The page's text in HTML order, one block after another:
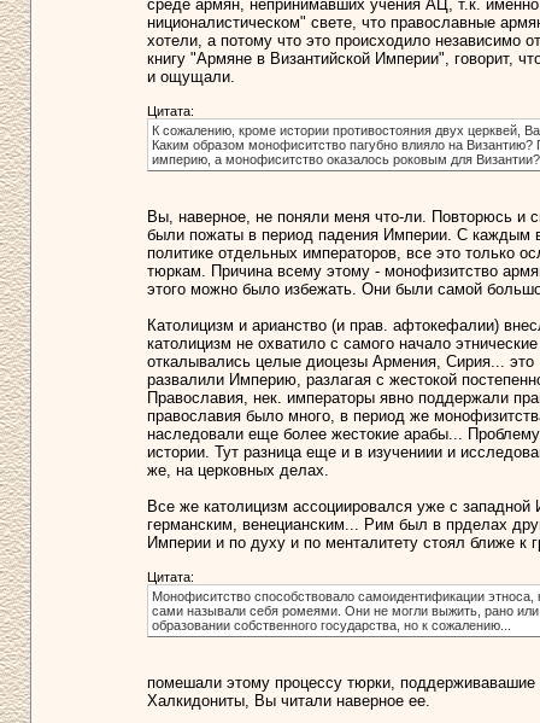
среде армян, непринимавших учения АЦ, т.к.
ниционалистическом" свете, что православные
хотели, а потому что это происходило независимо
книгу "Армяне в Византийской Империи", говорит,
и ощущали.
Цитата:
К сожалению, кроме истории противостояния двух церквей,
Каким образом монофиситство пагубно влияло на
империю, а монофиситство оказалось роковым для Византии?
Вы, наверное, не поняли меня что-ли. Повторюсь и
были пожаты в период падения Империи. С каждым
политике отдельных императоров, все это только
тюркам. Причина всему этому - монофизитство
этого можно было избежать. Они были самой
Католицизм и арианство (и прав. афтокефалии)
католицизм не охватило с самого начало
откалывались целые диоцезы Армения, Сирия...
развалили Империю, разлагая с жестокой
Православия, нек. императоры явно поддержали
православия было много, в период же
наследовали еще более жестокие арабы...
истории. Тут разница еще и в изучениии и
же, на церковных делах.
Все же католицизм ассоциировался уже с
германским, венецианским... Рим был в прделах
Империи и по духу и по менталитету стоял ближе к
Цитата:
Монофиситство способствовало самоидентификации
сами называли себя ромеями. Они не могли выжить, рано
образовании собственного государства, но к сожалению...
помешали этому процессу тюрки,
Халкидониты, Вы читали наверное ее.